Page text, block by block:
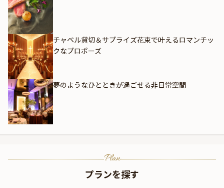
チャペル貸切＆サプライズ花束で叶えるロマンチッ
クなプロポーズ
夢のようなひとときが過ごせる非日常空間
Plan
プランを探す